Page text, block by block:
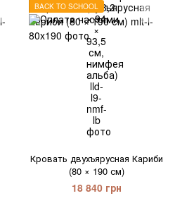
BACK TO SCHOOL
Кровать двухъярусная Кариби
(80 × 190 см)
18 840 грн